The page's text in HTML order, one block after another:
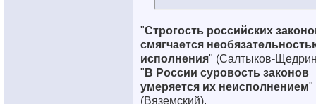
"Строгость российских
смягчается
исполнения" (Салтыков-
" В России суровость законов
умеряется их неисполнением"
(Вяземский).